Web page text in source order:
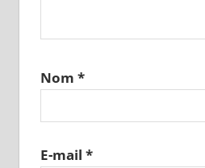
Nom *
E-mail *